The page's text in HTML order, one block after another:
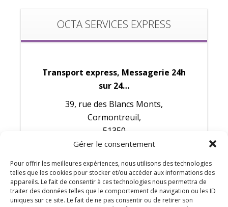
Gérer le consentement
Pour offrir les meilleures expériences, nous utilisons des technologies
telles que les cookies pour stocker et/ou accéder aux informations des
appareils. Le fait de consentir à ces technologies nous permettra de
traiter des données telles que le comportement de navigation ou les ID
uniques sur ce site. Le fait de ne pas consentir ou de retirer son
OCTA SERVICES EXPRESS
Transport express, Messagerie 24h
sur 24…
39, rue des Blancs Monts,
Cormontreuil,
51350
Tél. : 03 26 77 04 00
Bruno : 06 82 31 76 94
Angélique : 06 40 50 96 71
E-mail :ose@octaservicesexpress.com